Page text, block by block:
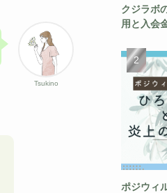
Tsukino
クジラボ
用と入会
ポジウィ